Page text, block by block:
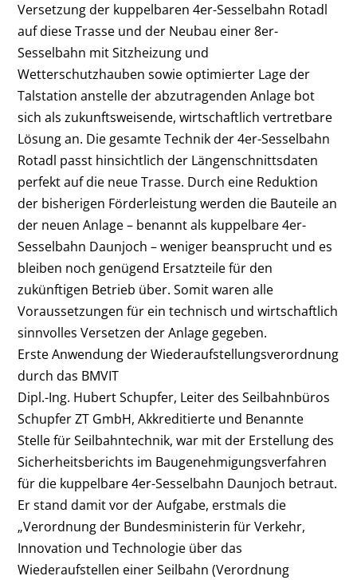
Versetzung der kuppelbaren 4er-Sesselbahn Rotadl
auf diese Trasse und der Neubau einer 8er-
Sesselbahn mit Sitzheizung und
Wetterschutzhauben sowie optimierter Lage der
Talstation anstelle der abzutragenden Anlage bot
sich als zukunftsweisende, wirtschaftlich vertretbare
Lösung an. Die gesamte Technik der 4er-Sesselbahn
Rotadl passt hinsichtlich der Längenschnittsdaten
perfekt auf die neue Trasse. Durch eine Reduktion
der bisherigen Förderleistung werden die Bauteile an
der neuen Anlage – benannt als kuppelbare 4er-
Sesselbahn Daunjoch – weniger beansprucht und es
bleiben noch genügend Ersatzteile für den
zukünftigen Betrieb über. Somit waren alle
Voraussetzungen für ein technisch und wirtschaftlich
sinnvolles Versetzen der Anlage gegeben.
Erste Anwendung der Wiederaufstellungsverordnung
durch das BMVIT
Dipl.-Ing. Hubert Schupfer, Leiter des Seilbahnbüros
Schupfer ZT GmbH, Akkreditierte und Benannte
Stelle für Seilbahntechnik, war mit der Erstellung des
Sicherheitsberichts im Baugenehmigungsverfahren
für die kuppelbare 4er-Sesselbahn Daunjoch betraut.
Er stand damit vor der Aufgabe, erstmals die
„Verordnung der Bundesministerin für Verkehr,
Innovation und Technologie über das
Wiederaufstellen einer Seilbahn (Verordnung